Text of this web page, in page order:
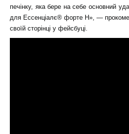
печінку, яка бере на себе основний
для Ессенціалє® форте Н», —
своїй сторінці у фейсбуці.